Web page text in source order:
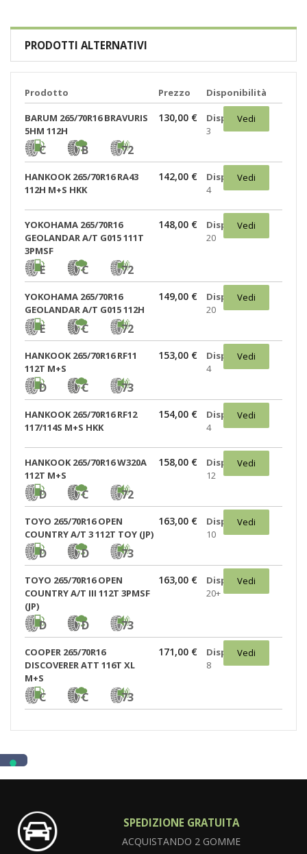
PRODOTTI ALTERNATIVI
Prodotto Prezzo Disponibilità
BARUM 265/70R16 BRAVURIS
5HM 112H
C B 72
130,00 €
Disponibili:
3
Vedi
HANKOOK 265/70R16 RA43
112H M+S HKK
142,00 €
Disponibili:
4
Vedi
YOKOHAMA 265/70R16
GEOLANDAR A/T G015 111T
3PMSF
E C 72
148,00 €
Disponibili:
20
Vedi
YOKOHAMA 265/70R16
GEOLANDAR A/T G015 112H
E C 72
149,00 €
Disponibili:
20
Vedi
HANKOOK 265/70R16 RF11
112T M+S
D C 73
153,00 €
Disponibili:
4
Vedi
HANKOOK 265/70R16 RF12
117/114S M+S HKK
154,00 €
Disponibili:
4
Vedi
HANKOOK 265/70R16 W320A
112T M+S
D C 72
158,00 €
Disponibili:
12
Vedi
TOYO 265/70R16 OPEN
COUNTRY A/T 3 112T TOY (JP)
D D 73
163,00 €
Disponibili:
10
Vedi
TOYO 265/70R16 OPEN
COUNTRY A/T III 112T 3PMSF
(JP)
D D 73
163,00 €
Disponibili:
20+
Vedi
COOPER 265/70R16
DISCOVERER ATT 116T XL
M+S
C C 73
171,00 €
Disponibili:
8
Vedi
SPEDIZIONE GRATUITA
ACQUISTANDO 2 GOMME